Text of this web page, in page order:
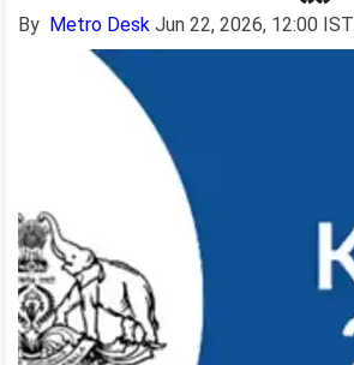
By Metro Desk Jun 22, 2026, 12:00 IST